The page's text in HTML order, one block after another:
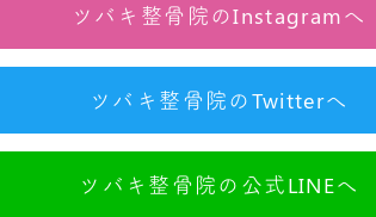
ツバキ整骨院のInstagramへ
ツバキ整骨院のTwitterへ
ツバキ整骨院の公式LINEへ